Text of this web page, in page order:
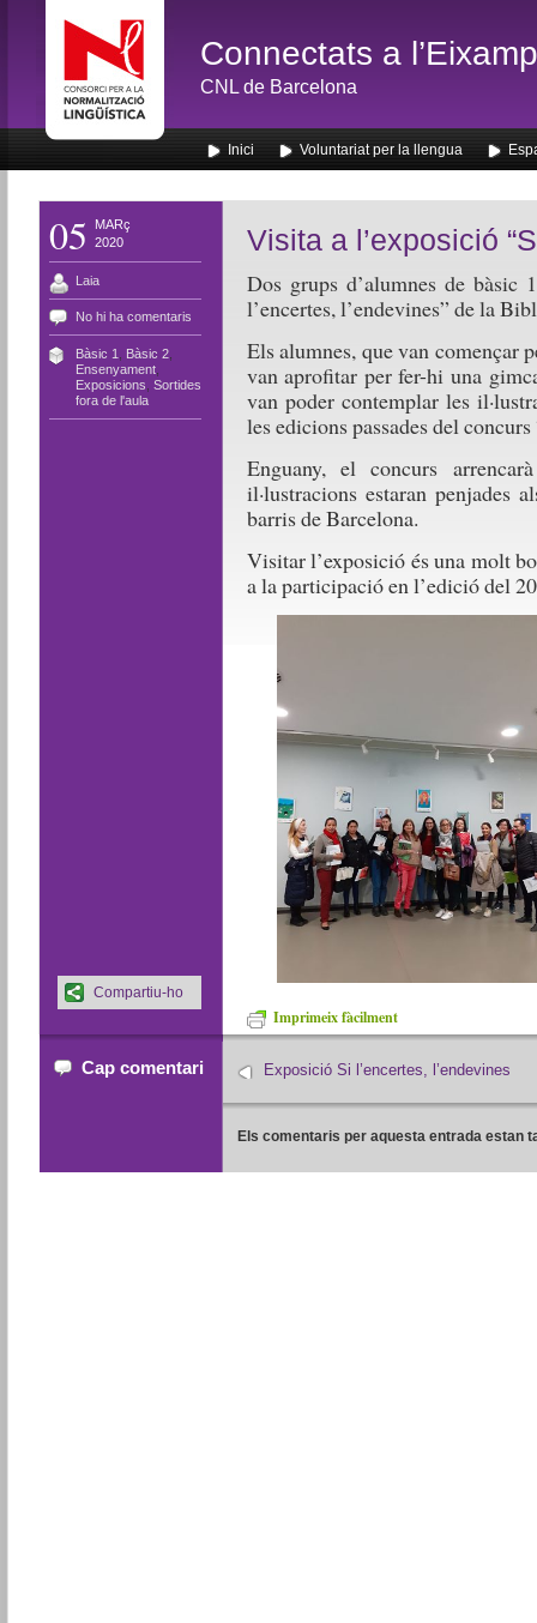
Connectats a
CNL de Barcelona
Inici Voluntariat per la llengua
05
MARç
2020
Laia
No hi ha comentaris
Bàsic 1 Bàsic 2,
Ensenyament,
Exposicions Sortides
fora de l'aula
Visita a l’exposició
Dos grups d’alumnes de
l’encertes, l’endevines” de la
Els alumnes, que van començar
van aprofitar per fer-hi una
van poder contemplar les
les edicions passades del
Enguany, el concurs
il·lustracions estaran penjades
barris de Barcelona.
Visitar l’exposició és una molt
a la participació en l’edició del
Imprimeix fàcilment
Compartiu-ho
Cap comentari Exposició Si l’encertes, l’endevines
Els comentaris per aquesta entrada estan